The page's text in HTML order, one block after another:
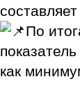
По
как